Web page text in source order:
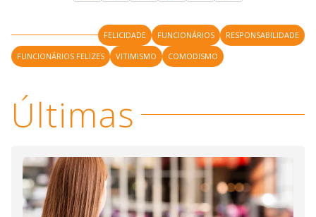
FELICIDADE FUNCIONÁRIOS
RESPONSABILIDADE
FUNCIONÁRIOS FELIZES
VITIMISMO COMODISMO
Últimas